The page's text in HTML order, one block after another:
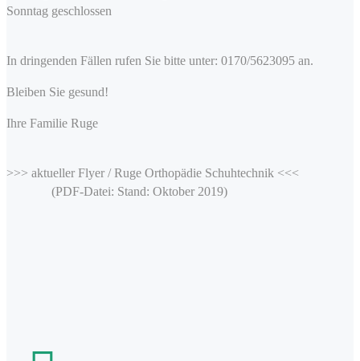
Sonntag geschlossen
In dringenden Fällen rufen Sie bitte unter: 0170/5623095 an.
Bleiben Sie gesund!
Ihre Familie Ruge
>>> aktueller Flyer / Ruge Orthopädie Schuhtechnik <<<
(PDF-Datei: Stand: Oktober 2019)